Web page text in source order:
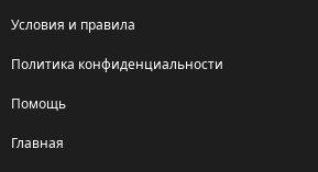
Условия и правила
Политика конфиденциальности
Помощь
Главная